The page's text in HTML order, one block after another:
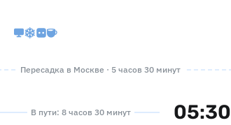
Пересадка в Москве · 5 часов 30 минут
В пути: 8 часов 30 минут 05:30